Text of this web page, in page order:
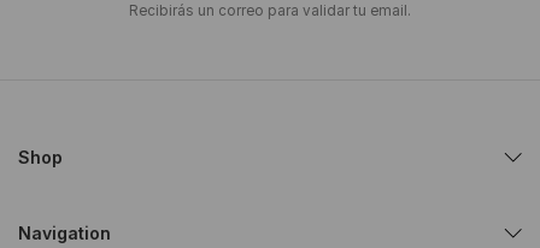
Recibirás un correo para validar tu email.
Shop
Navigation